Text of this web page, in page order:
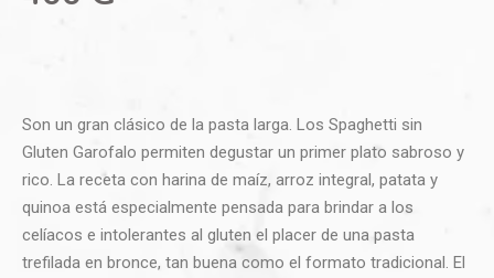
Son un gran clásico de la pasta larga. Los Spaghetti sin
Gluten Garofalo permiten degustar un primer plato sabroso y
rico. La receta con harina de maíz, arroz integral, patata y
quinoa está especialmente pensada para brindar a los
celíacos e intolerantes al gluten el placer de una pasta
trefilada en bronce, tan buena como el formato tradicional. El